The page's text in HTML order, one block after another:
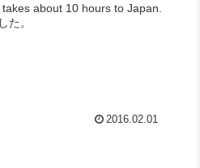
about 10 hours to Japan.
た。
2016.02.01